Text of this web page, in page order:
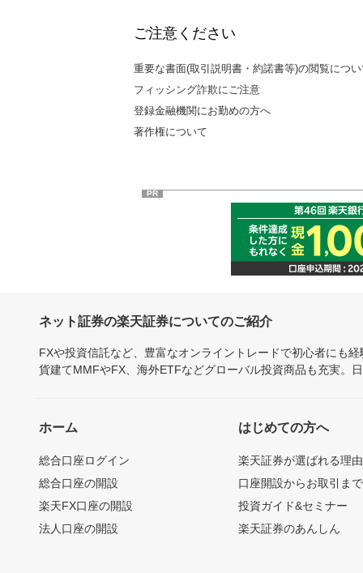
ご注意ください
重要な書面(取引説明書・約諾書等)の閲覧につ
フィッシング詐欺にご注意
登録金融機関にお勤めの方へ
著作権について
PR
ネット証券の楽天証券についてのご紹介
FXや投資信託など、豊富なオンライントレードで初心者にも
貨建てMMFやFX、海外ETFなどグローバル投資商品も充実。
ホーム
総合口座ログイン
総合口座の開設
楽天FX口座の開設
法人口座の開設
はじめての方へ
楽天証券が選ばれる理由
口座開設からお取引ま
投資ガイド&セミナー
楽天証券のあんしん